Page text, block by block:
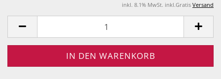
inkl. 8.1% MwSt. inkl.Gratis Versand